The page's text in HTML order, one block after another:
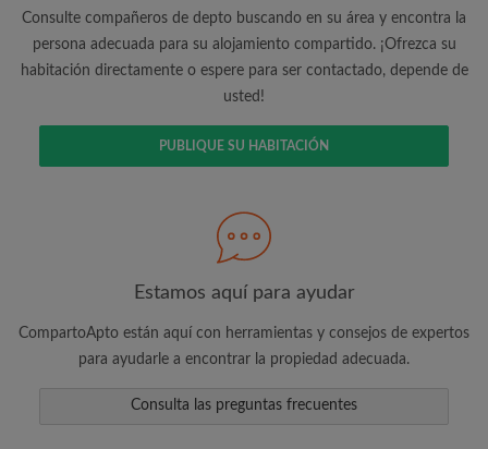
Quiero recibir ofertas exclusivas y actualizaciones de la
cuenta vía e-mail
Busca lo que es importante para ti
Vea piezas y compañeros de depto
Guarda sus búsquedas
Recibir alertas de nuevos emparejamientos
de las habitaciones
Dile a los compañeros de depto y
Consulte compañeros de depto buscando en su área y encontra la
persona adecuada para su alojamiento compartido. ¡Ofrezca su
habitación directamente o espere para ser contactado, depende de
usted!
PUBLIQUE SU HABITACIÓN
Estamos aquí para ayudar
CompartoApto están aquí con herramientas y consejos de expertos
para ayudarle a encontrar la propiedad adecuada.
Consulta las preguntas frecuentes